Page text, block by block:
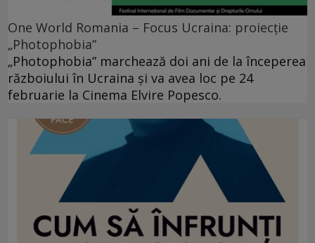
One World Romania – Focus Ucraina: proiecție
„Photophobia”
„Photophobia” marchează doi ani de la începerea
războiului în Ucraina și va avea loc pe 24
februarie la Cinema Elvire Popesco.